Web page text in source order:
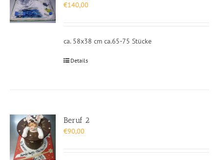
€140,00
ca. 58x38 cm ca.65-75 Stücke
Details
Beruf 2
€90,00